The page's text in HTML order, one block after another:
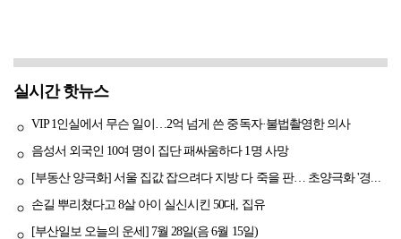
실시간 핫뉴스
VIP 1인실에서 무슨 일이…2억 넘게 쓴 중독자·불법촬영한 의사
음성서 외국인 10여 명이 집단 패싸움하다 1명 사망
[부동산 양극화] 서울 집값 잡으려다 지방 다 죽을 판… 초양극화 '경고등'
손길 뿌리쳤다고 8살 아이 실신시킨 50대, 집유
[부산일보 오늘의 운세] 7월 28일(음 6월 15일)